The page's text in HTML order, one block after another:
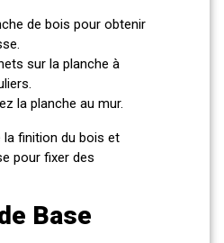
de bois pour obtenir
sur la planche à
la planche au mur.
la finition du bois et
pour fixer des
Base